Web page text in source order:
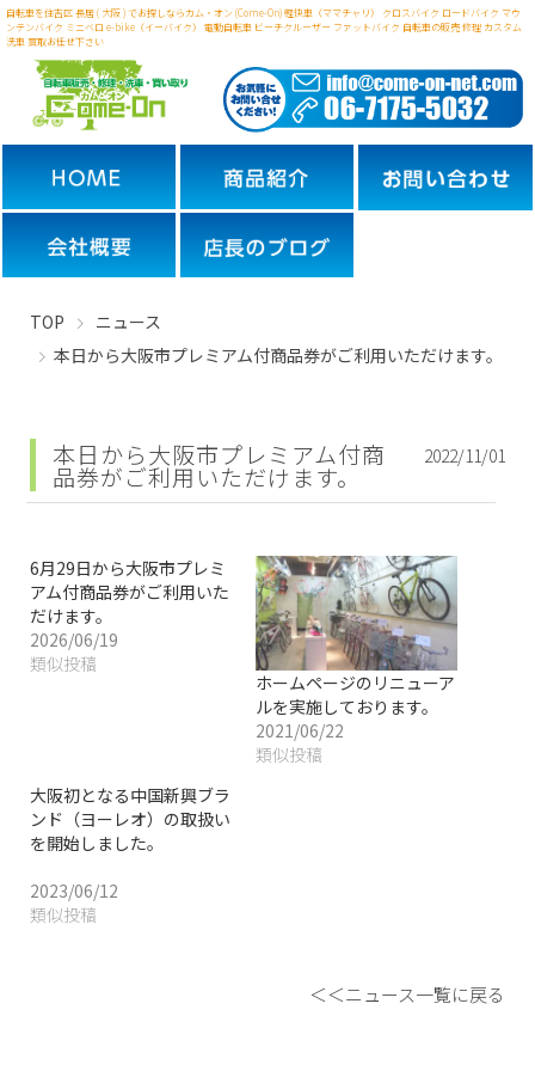
自転車を住吉区 長居 ( 大阪 ) でお探しならカム・オン (Come-On) 軽快車（ママチャリ） クロスバイク ロードバイク マウ
ンテンバイク ミニベロ e-bike（イーバイク） 電動自転車 ビーチクルーザー ファットバイク 自転車の販売 修理 カスタム
洗車 買取お任せ下さい
TOP
ニュース
本日から大阪市プレミアム付商品券がご利用いただけます。
本日から大阪市プレミアム付商
品券がご利用いただけます。
2022/11/01
6月29日から大阪市プレミ
アム付商品券がご利用いた
だけます。
2026/06/19
類似投稿
ホームページのリニューア
ルを実施しております。
2021/06/22
類似投稿
大阪初となる中国新興ブラ
ンド（ヨーレオ）の取扱い
を開始しました。
2023/06/12
類似投稿
＜＜ニュース一覧に戻る